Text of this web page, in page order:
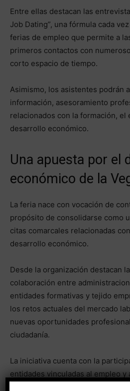
Entre ellas destacan las
Job Dating”, una fórmula cada
ferias de empleo que permite a
primeros contactos con
corto espacio de tiempo.
Asimismo, los asistentes podrán
información, asesoramiento
relacionados con la formación, el
desarrollo económico.
Una apuesta por el
económico de la
La feria nace con vocación de
propósito de consolidarse como
citas comarcales relacionadas
desarrollo económico.
Desde la organización destacan
colaboración entre
entidades formativas y tejido
los retos actuales del mercado
nuevas oportunidades
ciudadanía.
La iniciativa cuenta con la
entidades vinculadas al empleo y